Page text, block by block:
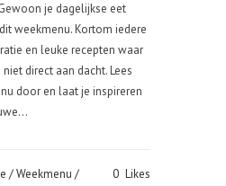
je dagelijkse eet
weekmenu. Kortom iedere
en leuke recepten waar
direct aan dacht. Lees
door en laat je inspireren
/Weekmenu /
0 Likes